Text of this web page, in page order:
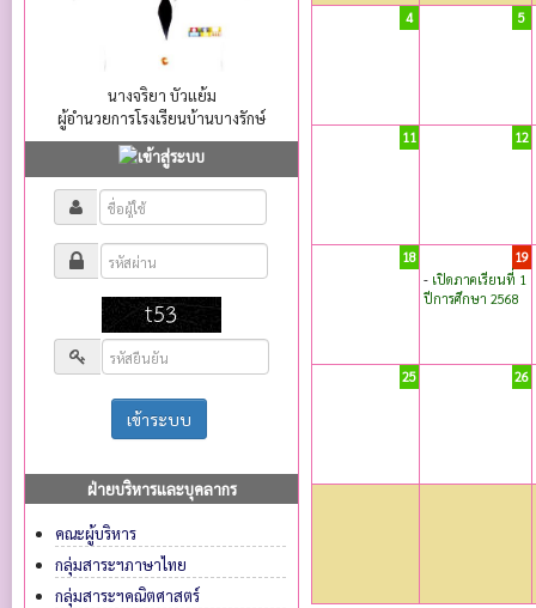
นางจริยา บัวแย้ม
ผู้อำนวยการโรงเรียนบ้านบางรักษ์
ฝ่ายบริหารและบุคลากร
คณะผู้บริหาร
กลุ่มสาระฯภาษาไทย
กลุ่มสาระฯคณิตศาสตร์
4 5
11 12
18
19
- เปิดภาคเรียนที่ 1
ปีการศึกษา 2568
25 26